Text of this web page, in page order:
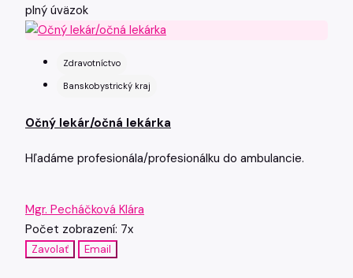
plný úväzok
Zdravotníctvo
Banskobystrický kraj
Očný lekár/očná lekárka
Hľadáme profesionála/profesionálku do ambulancie.
Mgr. Pecháčková Klára
Počet zobrazení: 7x
Zavolať Email